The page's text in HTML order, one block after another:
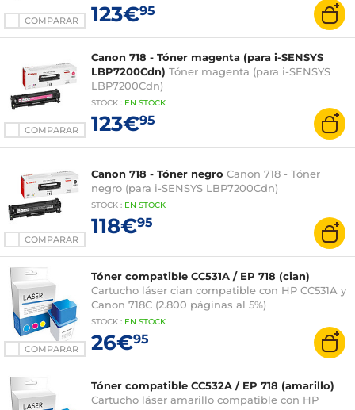
COMPARAR 123€95
COMPARAR
Canon 718 - Tóner magenta (para i-SENSYS
LBP7200Cdn) Tóner magenta (para i-SENSYS
LBP7200Cdn)
STOCK : EN STOCK
123€95
COMPARAR
Canon 718 - Tóner negro Canon 718 - Tóner
negro (para i-SENSYS LBP7200Cdn)
STOCK : EN STOCK
118€95
COMPARAR
Tóner compatible CC531A / EP 718 (cian)
Cartucho láser cian compatible con HP CC531A y
Canon 718C (2.800 páginas al 5%)
STOCK : EN STOCK
26€95
Tóner compatible CC532A / EP 718 (amarillo)
Cartucho láser amarillo compatible con HP